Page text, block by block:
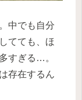
中でも自分
てても、ほ
すぎる…。
存在するん